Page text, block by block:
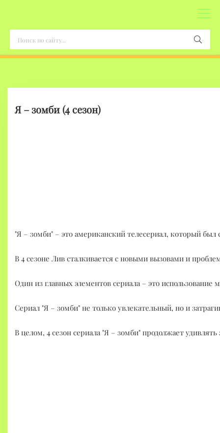
Я – зомби (4 сезон)
"Я – зомби" – это американский телесериал, который был
В 4 сезоне Лив сталкивается с новыми вызовами и
Один из главных элементов сериала – это
Сериал "Я – зомби" не только увлекательный, но и
В целом, 4 сезон сериала "Я – зомби" продолжает